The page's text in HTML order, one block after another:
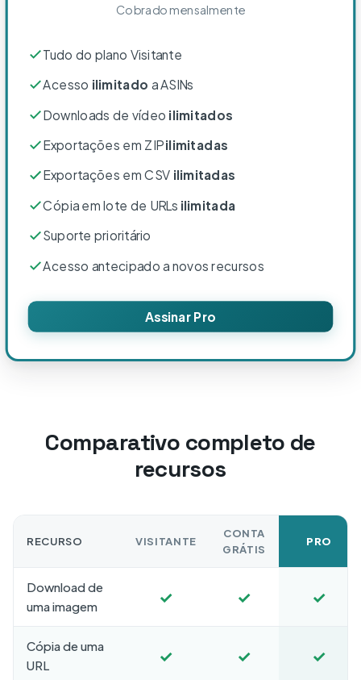
Cobrado mensalmente
Tudo do plano Visitante
Acesso ilimitado a ASINs
Downloads de vídeo ilimitados
Exportações em ZIPilimitadas
Exportações em CSV ilimitadas
Cópia em lote de URLs ilimitada
Suporte prioritário
Acesso antecipado a novos recursos
Assinar Pro
Comparativo completo de
recursos
RECURSO VISITANTE
CONTA
GRÁTIS
PRO
Download de
uma imagem
✓ ✓ ✓
Cópia de uma
URL
✓ ✓ ✓